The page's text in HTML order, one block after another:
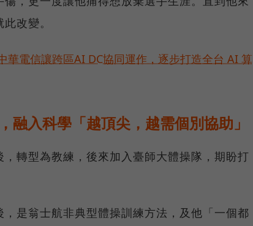
改變。
華電信讓跨區AI DC協同運作，逐步打造全台 AI 算
融入科學「越頂尖，越需個別協助」
轉型為教練，後來加入臺師大體操隊，期盼打
是翁士航非典型體操訓練方法，及他「一個都